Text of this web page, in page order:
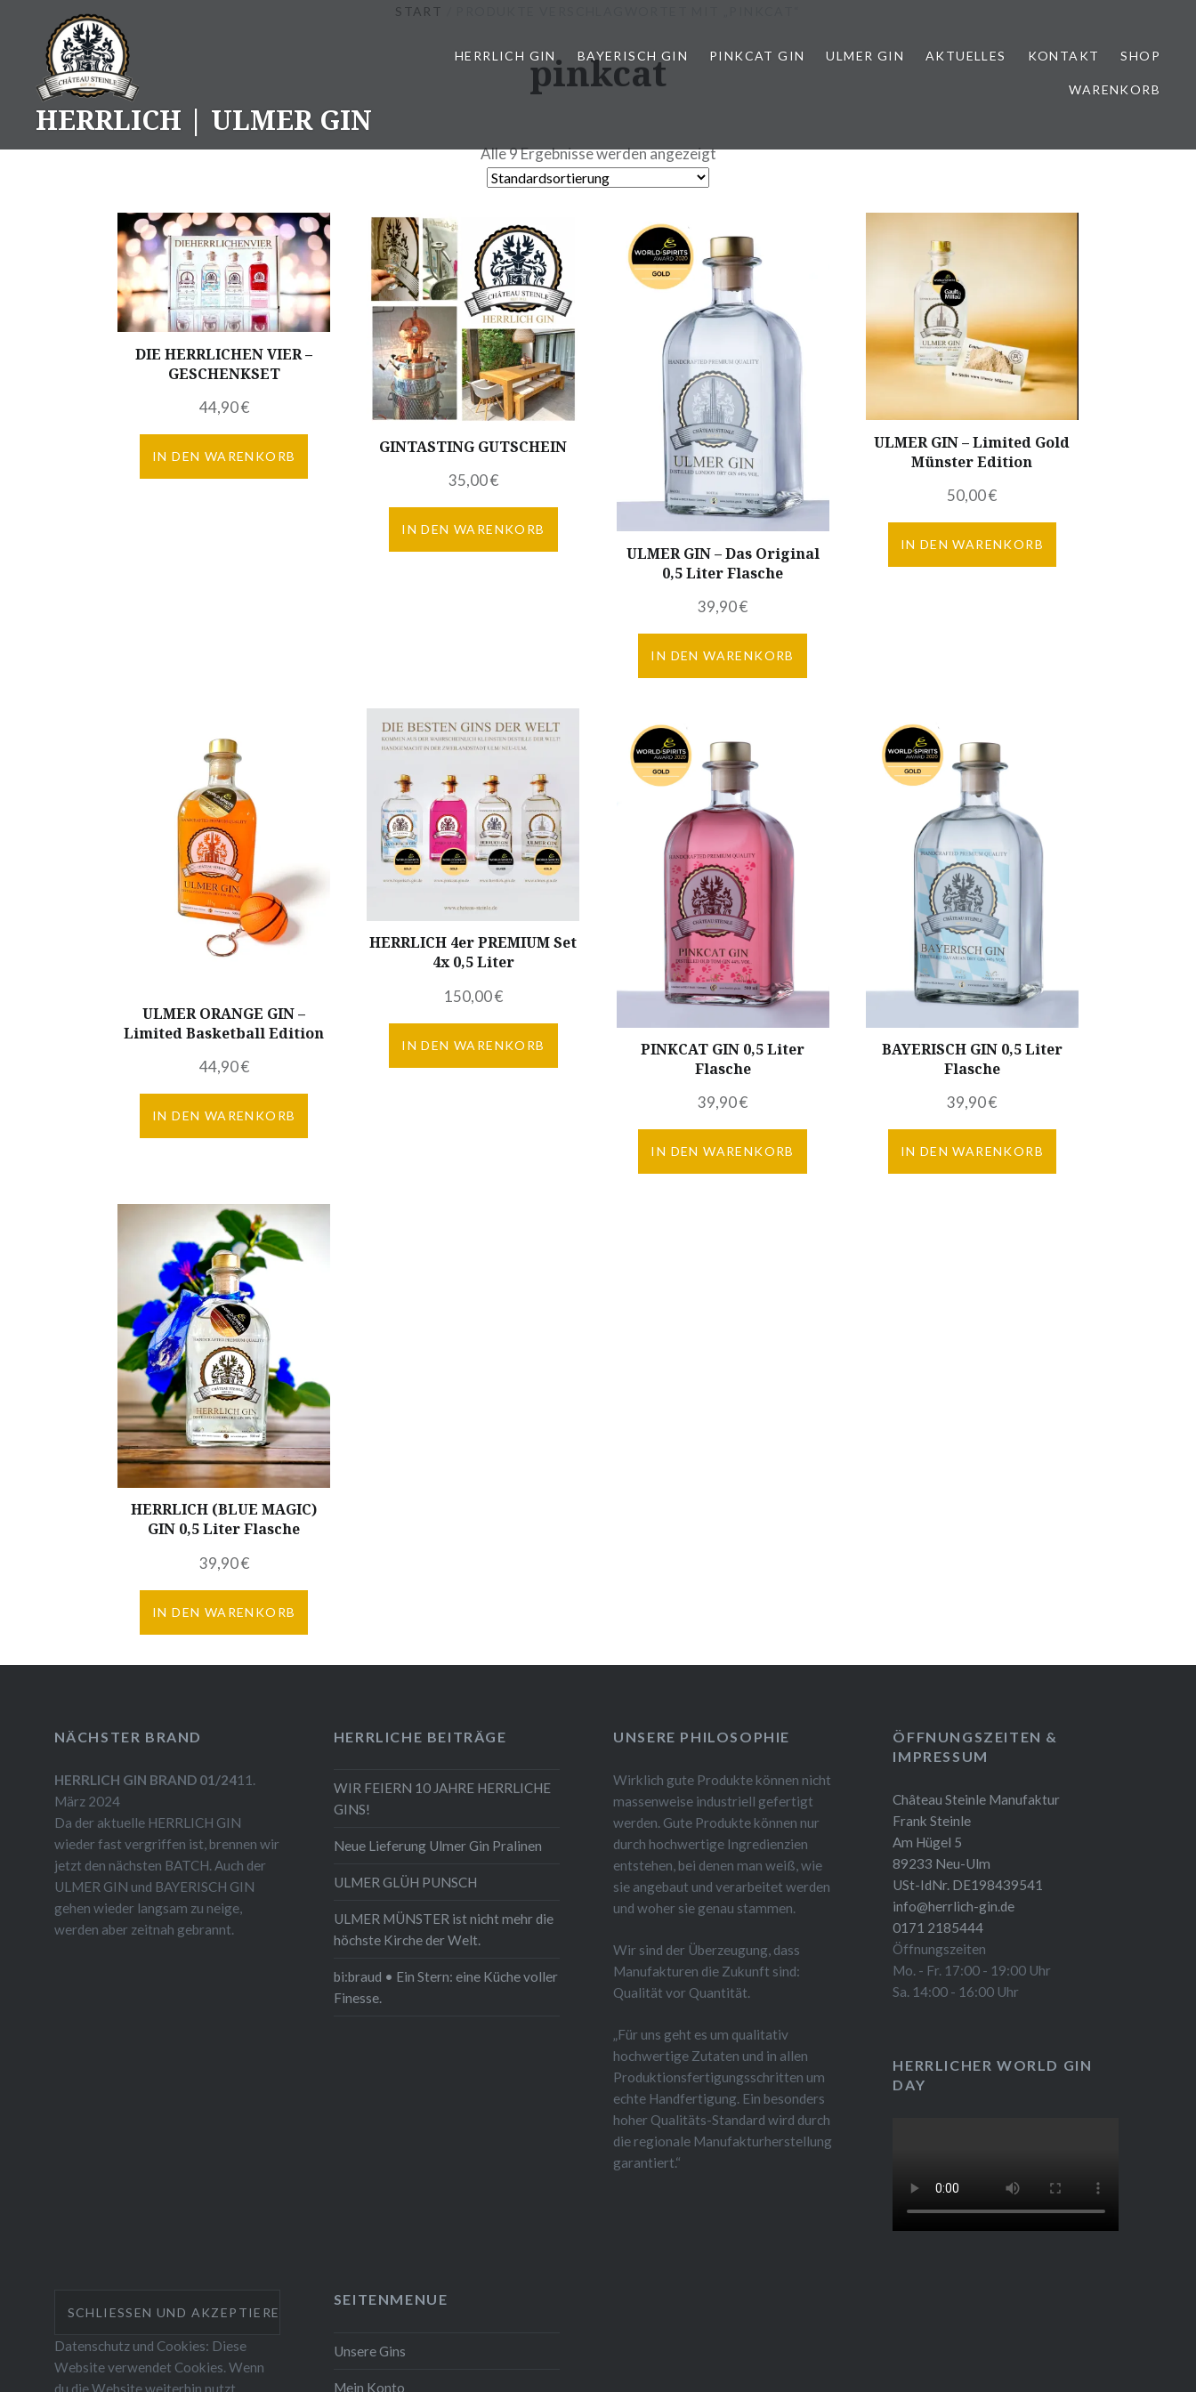
content
HERRLICH | ULMER GIN
HERRLICH GIN BAYERISCH GIN PINKCAT GIN ULMER GIN AKTUELLES KONTAKT SHOP
WARENKORB
START
pinkcat
Alle 9 Ergebnisse werden angezeigt
DIE HERRLICHEN VIER –
GESCHENKSET
44,90€
IN DEN WARENKORB GINTASTING GUTSCHEIN
35,00€
IN DEN WARENKORB
ULMER GIN – Das Original
0,5 Liter Flasche
39,90€
IN DEN WARENKORB
ULMER GIN – Limited Gold
Münster Edition
50,00€
IN DEN WARENKORB
ULMER ORANGE GIN –
Limited Basketball Edition
44,90€
IN DEN WARENKORB
HERRLICH 4er PREMIUM Set
4x 0,5 Liter
150,00€
IN DEN WARENKORB
PINKCAT GIN 0,5 Liter
Flasche
39,90€
IN DEN WARENKORB
BAYERISCH GIN 0,5 Liter
Flasche
39,90€
IN DEN WARENKORB
HERRLICH (BLUE MAGIC)
GIN 0,5 Liter Flasche
39,90€
IN DEN WARENKORB
NÄCHSTER BRAND
HERRLICH GIN BRAND 01/2411.
März 2024
Da der aktuelle HERRLICH GIN
wieder fast vergriffen ist, brennen wir
jetzt den nächsten BATCH. Auch der
ULMER GIN und BAYERISCH GIN
gehen wieder langsam zu neige,
werden aber zeitnah gebrannt.
HERRLICHE BEITRÄGE
WIR FEIERN 10 JAHRE HERRLICHE
GINS!
Neue Lieferung Ulmer Gin Pralinen
ULMER GLÜH PUNSCH
ULMER MÜNSTER ist nicht mehr die
höchste Kirche der Welt.
bi:braud • Ein Stern: eine Küche voller
Finesse.
UNSERE PHILOSOPHIE
Wirklich gute Produkte können nicht
massenweise industriell gefertigt
werden. Gute Produkte können nur
durch hochwertige Ingredienzien
entstehen, bei denen man weiß, wie
sie angebaut und verarbeitet werden
und woher sie genau stammen.
Wir sind der Überzeugung, dass
Manufakturen die Zukunft sind:
Qualität vor Quantität.
„Für uns geht es um qualitativ
hochwertige Zutaten und in allen
Produktionsfertigungsschritten um
echte Handfertigung. Ein besonders
hoher Qualitäts-Standard wird durch
die regionale Manufakturherstellung
garantiert.“
ÖFFNUNGSZEITEN &
IMPRESSUM
Château Steinle Manufaktur
Frank Steinle
Am Hügel 5
89233 Neu-Ulm
USt-IdNr. DE198439541
info@herrlich-gin.de
0171 2185444
Öffnungszeiten
Mo. - Fr. 17:00 - 19:00 Uhr
Sa. 14:00 - 16:00 Uhr
HERRLICHER WORLD GIN
DAY
Datenschutz und Cookies: Diese
Website verwendet Cookies. Wenn
SEITENMENUE
Unsere Gins
Mein Konto